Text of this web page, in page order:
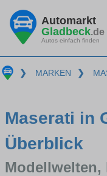
Automarkt
Gladbeck.de
Autos einfach finden
❯ MARKEN ❯
Maserati in
Überblick
Modellwelten,